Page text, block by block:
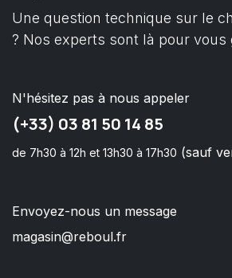
Une question technique sur le
? Nos experts sont là pour vous
N'hésitez pas à nous appeler
(+33) 03 81 50 14 85
de 7h30 à 12h et 13h30 à 17h30 (sauf
Envoyez-nous un message
magasin@reboul.fr